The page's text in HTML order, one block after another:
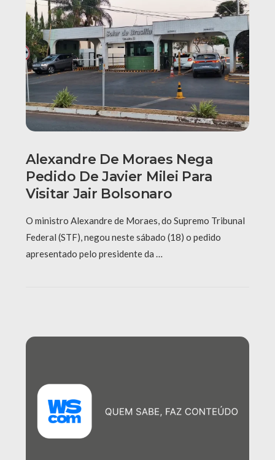
Alexandre De Moraes Nega
Pedido De Javier Milei Para
Visitar Jair Bolsonaro
O ministro Alexandre de Moraes, do Supremo Tribunal
Federal (STF), negou neste sábado (18) o pedido
apresentado pelo presidente da …